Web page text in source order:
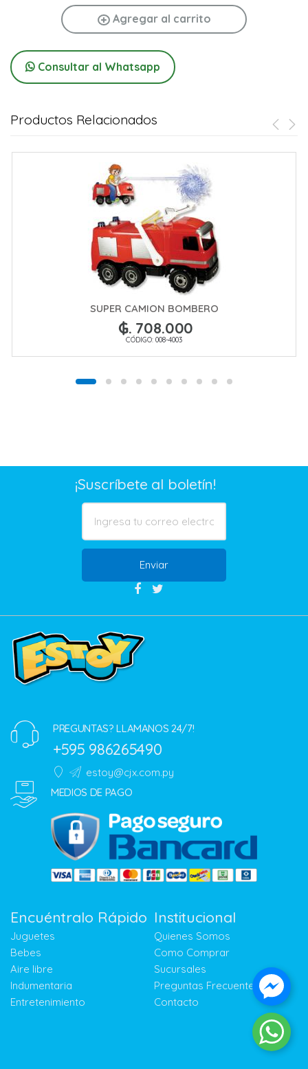
Agregar al carrito
Consultar al Whatsapp
Productos Relacionados
SUPER CAMION BOMBERO
₲. 708.000
CÓDIGO: 008-4003
¡Suscríbete al boletín!
Enviar
PREGUNTAS? LLAMANOS 24/7!
+595 986265490
estoy@cjx.com.py
MEDIOS DE PAGO
Encuéntralo Rápido
Juguetes
Bebes
Aire libre
Indumentaria
Entretenimiento
Institucional
Quienes Somos
Como Comprar
Sucursales
Preguntas Frecuentes
Contacto